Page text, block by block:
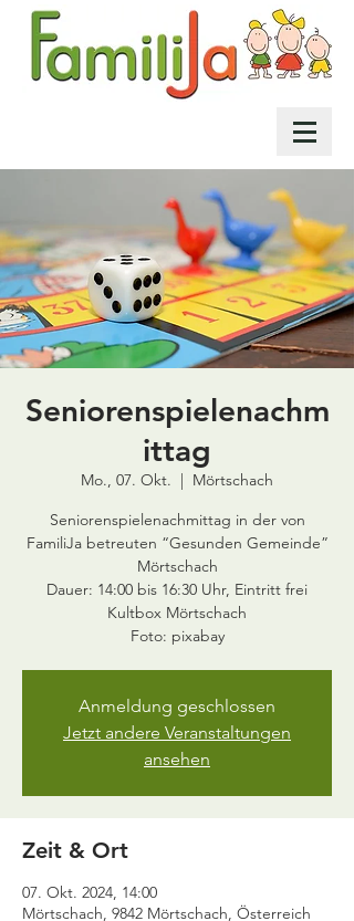
Seniorenspielenachm
ittag
Mo., 07. Okt.
  |
Mörtschach
Seniorenspielenachmittag in der von
FamiliJa betreuten “Gesunden Gemeinde”
Mörtschach
Dauer: 14:00 bis 16:30 Uhr, Eintritt frei
Kultbox Mörtschach
Foto: pixabay
Anmeldung geschlossen
Jetzt andere Veranstaltungen
ansehen
Zeit & Ort
07. Okt. 2024, 14:00
Mörtschach, 9842 Mörtschach, Österreich